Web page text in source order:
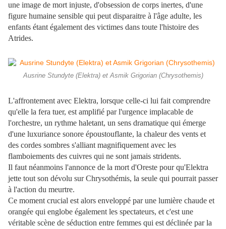
une image de mort injuste, d'obsession de corps inertes, d'une
figure humaine sensible qui peut disparaitre à l'âge adulte, les
enfants étant également des victimes dans toute l'histoire des
Atrides.
Ausrine Stundyte (Elektra) et Asmik Grigorian (Chrysothemis)
L'affrontement avec Elektra, lorsque celle-ci lui fait comprendre
qu'elle la fera tuer, est amplifié par l'urgence implacable de
l'orchestre, un rythme haletant, un sens dramatique qui émerge
d'une luxuriance sonore époustouflante, la chaleur des vents et
des cordes sombres s'alliant magnifiquement avec les
flamboiements des cuivres qui ne sont jamais stridents.
Il faut néanmoins l'annonce de la mort d'Oreste pour qu'Elektra
jette tout son dévolu sur Chrysothémis, la seule qui pourrait passer
à l'action du meurtre.
Ce moment crucial est alors enveloppé par une lumière chaude et
orangée qui englobe également les spectateurs, et c'est une
véritable scène de séduction entre femmes qui est déclinée par la